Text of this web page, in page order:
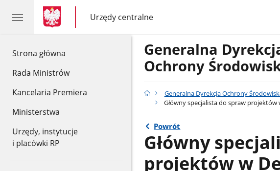
Strona główna
Rada Ministrów
Kancelaria Premiera
Ministerstwa
Urzędy, instytucje
i placówki RP
gov.pl
gov.pl
Urzędy centralne
gov.pl
Urzędy
centralne
Generalna
Ochrony
Generalna Dyrekcja Ochrony
Główny specjalista do spraw projektów
Powrót
Główny
projektów w